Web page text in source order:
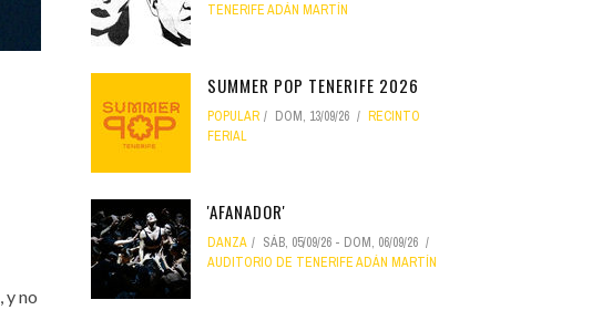
, y no
TENERIFE ADÁN MARTÍN
SUMMER POP TENERIFE 2026
POPULAR DOM, 13/09/26
RECINTO
FERIAL
'AFANADOR'
DANZA SÁB, 05/09/26 - DOM, 06/09/26
AUDITORIO DE TENERIFE ADÁN MARTÍN